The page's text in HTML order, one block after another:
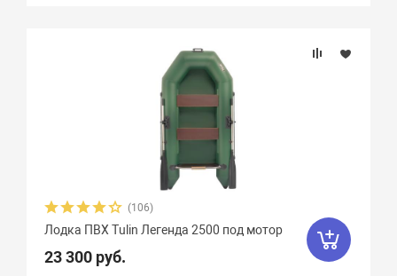
(106)
Лодка ПВХ Tulin Легенда 2500 под мотор
23 300 руб.